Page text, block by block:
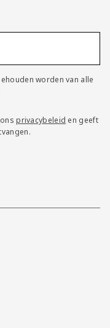
worden van alle
onsprivacybeleid en geeft